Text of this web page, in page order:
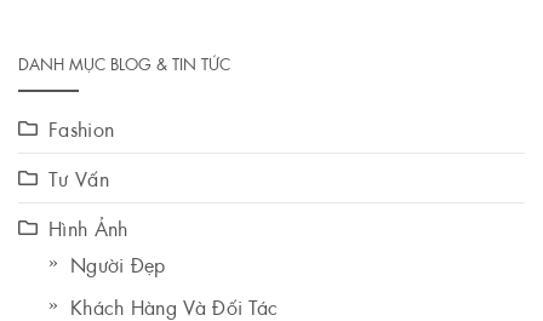
DANH MỤC BLOG & TIN TỨC
Fashion
Tư Vấn
Hình Ảnh
Người Đẹp
Khách Hàng Và Đối Tác